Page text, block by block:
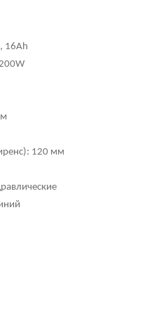
16Ah
120 мм